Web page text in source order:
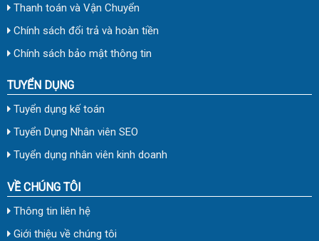
Thanh toán và Vận Chuyển
Chính sách đổi trả và hoàn tiền
Chính sách bảo mật thông tin
TUYỂN DỤNG
Tuyển dụng kế toán
Tuyển Dụng Nhân viên SEO
Tuyển dụng nhân viên kinh doanh
VỀ CHÚNG TÔI
Thông tin liên hệ
Giới thiệu về chúng tôi